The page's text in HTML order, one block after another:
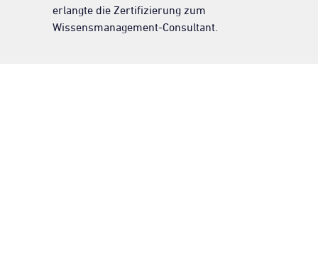
erlangte die Zertifizierung zum
Wissensmanagement-Consultant.